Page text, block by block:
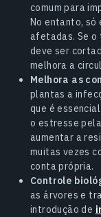
comum para
No entanto, só
afetadas. Se
deve ser
melhora a
Melhora as
plantas a
que é
o estresse
aumentar a
muitas vezes
conta própria.
Controle
as árvores e
introdução de